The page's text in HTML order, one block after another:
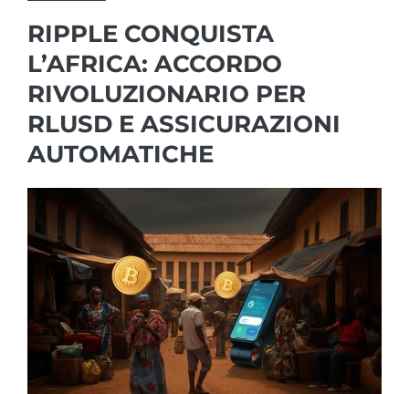
RIPPLE CONQUISTA
L’AFRICA: ACCORDO
RIVOLUZIONARIO PER
RLUSD E ASSICURAZIONI
AUTOMATICHE